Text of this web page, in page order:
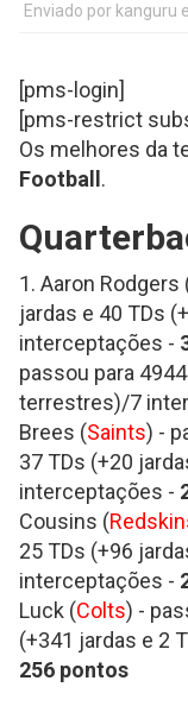
Enviado por kanguru
[pms-login]
[pms-restrict
Os melhores da
Football .
1. Aaron Rodgers
jardas e 40 TDs
interceptações -
passou para
terrestres)/7
Brees (Saints) -
37 TDs (+20
interceptações -
Cousins (
25 TDs (+96
interceptações -
Luck (Colts) -
(+341 jardas e 2
256 pontos